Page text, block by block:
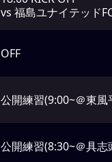
vs 福島ユナイテッド
OFF
公開練習(9:00~＠東
公開練習(8:30~＠具